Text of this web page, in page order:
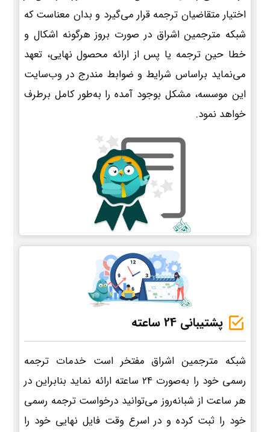
اختیار متقاضیان ترجمه قرار می‌گیرد و بدان معناست که
شبکه مترجمین اشراق در صورت بروز هرگونه اشکال و
خطا حین ترجمه یا پس از ارائه محصول نهایی، تعهد
می‌نماید براساس شرایط و ضوابط مندرج در وب‌سایت
این موسسه، مشکل بوجود آمده را به‌طور کامل برطرف
خواهد نمود.
پشتیبانی 24 ساعته
شبکه مترجمین اشراق مفتخر است خدمات ترجمه
رسمی خود را به‌صورت 24 ساعته ارائه نماید بنابراین در
هر ساعت از شبانه‌روز می‌توانید درخواست ترجمه رسمی
خود را ثبت کرده و در اسرع وقت فایل نهایی خود را